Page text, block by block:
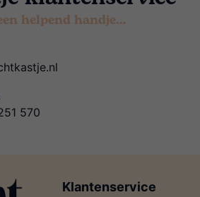
helpend handje…
570
Klantenservice